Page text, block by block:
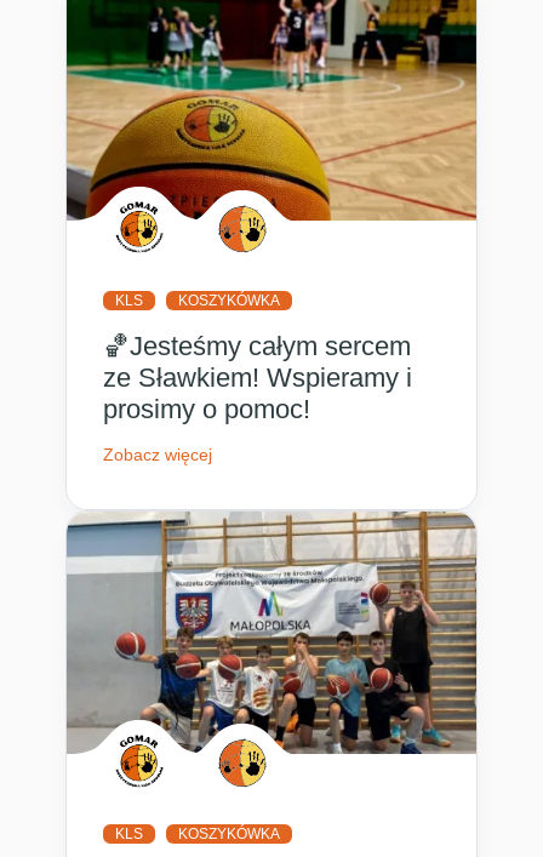
KLS KOSZYKÓWKA
🏀Jesteśmy całym sercem
ze Sławkiem! Wspieramy i
prosimy o pomoc!
Zobacz więcej
KLS KOSZYKÓWKA